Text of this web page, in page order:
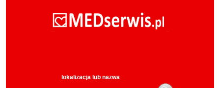
lokalizacja lub nazwa